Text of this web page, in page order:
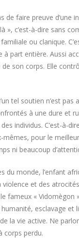
de faire preuve d’une
c’est-à-dire sans
ou clanique.
part entière. Aussi
son corps. Elle
tel soutien n’est
à une dure et
individus. C’est-à-
pour le
ni beaucoup
du monde, l’enfant
et des
fameux «
esclavage et
la vie active. Ne
corps perdu.